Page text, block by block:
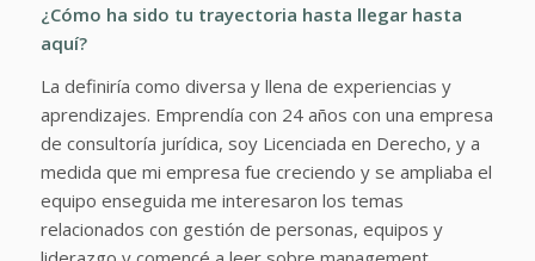
¿Cómo ha sido tu trayectoria hasta llegar hasta
aquí?
La definiría como diversa y llena de experiencias y
aprendizajes. Emprendía con 24 años con una empresa
de consultoría jurídica, soy Licenciada en Derecho, y a
medida que mi empresa fue creciendo y se ampliaba el
equipo enseguida me interesaron los temas
relacionados con gestión de personas, equipos y